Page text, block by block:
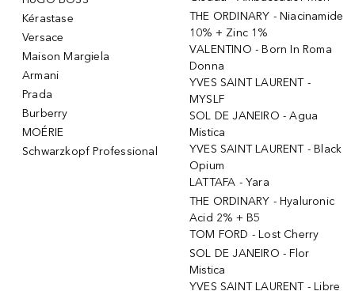
Kérastase
Versace
Maison Margiela
Armani
Prada
Burberry
MOÉRIE
Schwarzkopf Professional
THE ORDINARY - Niacinamide
10% + Zinc 1%
VALENTINO - Born In Roma
Donna
YVES SAINT LAURENT -
MYSLF
SOL DE JANEIRO - Agua
Mistica
YVES SAINT LAURENT - Black
Opium
LATTAFA - Yara
THE ORDINARY - Hyaluronic
Acid 2% + B5
TOM FORD - Lost Cherry
SOL DE JANEIRO - Flor
Mistica
YVES SAINT LAURENT - Libre